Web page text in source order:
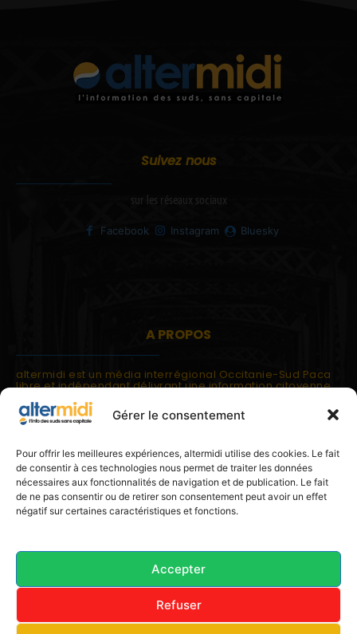
Gérer le consentement
Pour offrir les meilleures expériences, altermidi utilise des cookies. Le fait
de consentir à ces technologies nous permet de traiter les données
nécessaires aux fonctionnalités de navigation et de publication. Le fait
de ne pas consentir ou de retirer son consentement peut avoir un effet
négatif sur certaines caractéristiques et fonctions.
Accepter
Refuser
Suivez nous
sur les réseaux sociaux
Facebook Instagram Bluesky
A PROPOS
altermidi est un média interrégional Occitanie-Sud Paca
libre et indépendant délivrant une information citoyenne
altermidi est ouvert sur les suds, la méditerranée,
altermidi aborde des thématiques globales évaluées à
partir des constats de terrain ou d'analyses à l'échelon
local.
altermidi c'est l'information capitale, sans capitale.
© 2025 altermidi.org - Les amis d'altermidi